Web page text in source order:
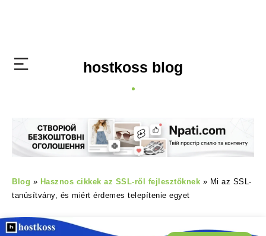
hostkoss blog
Blog » Hasznos cikkek az SSL-ről fejlesztőknek » Mi az SSL-
tanúsítvány, és miért érdemes telepítenie egyet